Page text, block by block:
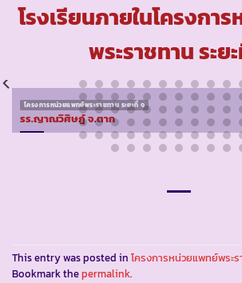
โรงเรียนภายในโครงกา
พระราชทาน ระย
โครงการหน่วยแพทย์พระราชทาน ระยะที่ ๑
รร.ญาณวิศิษฎ์ จ.ตาก
This entry was posted in โครงการหน่วยแพทย์พระร
Bookmark thepermalink.